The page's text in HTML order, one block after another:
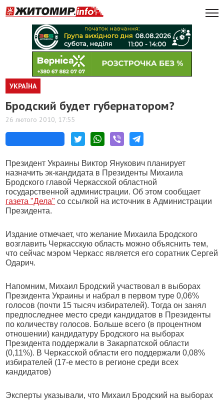
УКРАЇНА
Бродский будет губернатором?
26 лютого 2010, 17:55
Президент Украины Виктор Янукович планирует
назначить эк-кандидата в Президенты Михаила
Бродского главой Черкасской областной
государственной администрации. Об этом сообщает
газета "Дела" со ссылкой на источник в Администрации
Президента.
Издание отмечает, что желание Михаила Бродского
возглавить Черкасскую область можно объяснить тем,
что сейчас мэром Черкасс является его соратник Сергей
Одарич.
Напомним, Михаил Бродский участвовал в выборах
Президента Украины и набрал в первом туре 0,06%
голосов (почти 15 тысяч избирателей). Тогда он занял
предпоследнее место среди кандидатов в Президенты
по количеству голосов. Больше всего (в процентном
отношении) кандидатуру Бродского на выборах
Президента поддержали в Закарпатской области
(0,11%). В Черкасской области его поддержали 0,08%
избирателей (17-е место в регионе среди всех
кандидатов)
Эксперты указывали, что Михаил Бродский на выборах